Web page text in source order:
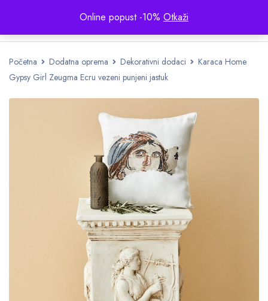
Online popust -10% Otkaži
Početna Dodatna oprema Dekorativni dodaci
Karaca Home
Gypsy Girl Zeugma Ecru vezeni punjeni jastuk